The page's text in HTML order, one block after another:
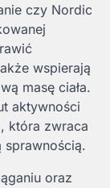
czy Nordic
wspierają
masę ciała.
aktywności
która zwraca
sprawnością.
oraz